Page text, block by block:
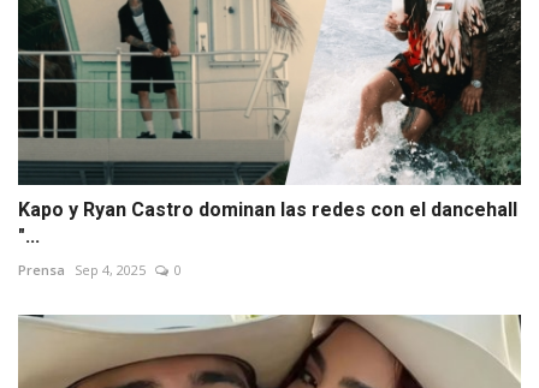
Kapo y Ryan Castro dominan las redes con el dancehall
"...
Prensa Sep 4, 2025 0